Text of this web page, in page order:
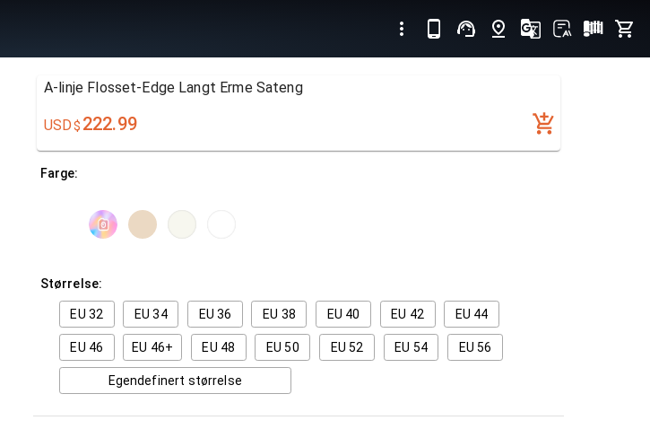
A-linje Flosset-Edge Langt Erme Sateng
USD$ 222.99
Farge:
Størrelse:
EU 32 EU 34 EU 36 EU 38 EU 40 EU 42 EU 44
EU 46 EU 46+ EU 48 EU 50 EU 52 EU 54 EU 56
Egendefinert størrelse